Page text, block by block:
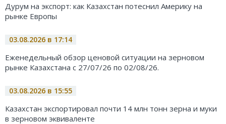
Дурум на экспорт: как Казахстан потеснил Америку на
рынке Европы
03.08.2026 в 17:14
Еженедельный обзор ценовой ситуации на зерновом
рынке Казахстана с 27/07/26 по 02/08/26.
03.08.2026 в 15:55
Казахстан экспортировал почти 14 млн тонн зерна и муки
в зерновом эквиваленте